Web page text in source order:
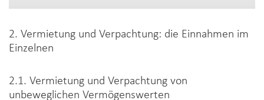
2. Vermietung und Verpachtung: die Einnahmen im
Einzelnen
2.1. Vermietung und Verpachtung von
unbeweglichen Vermögenswerten